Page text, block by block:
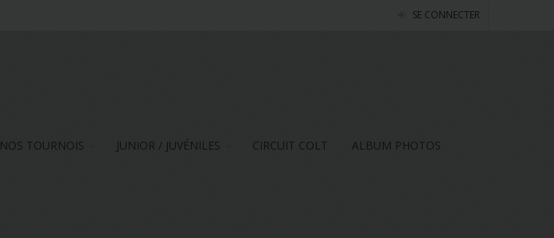
SE CONNECTER
NOS TOURNOIS JUNIOR / JUVÉNILES CIRCUIT COLT ALBUM PHOTOS